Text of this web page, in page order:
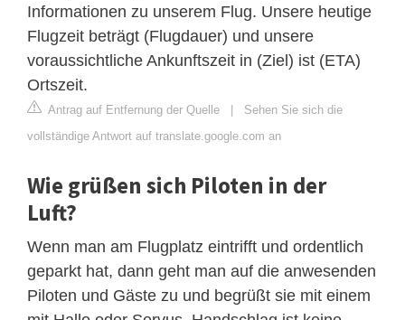
Informationen zu unserem Flug. Unsere heutige
Flugzeit beträgt (Flugdauer) und unsere
voraussichtliche Ankunftszeit in (Ziel) ist (ETA)
Ortszeit.
Antrag auf Entfernung der Quelle | Sehen Sie sich die
vollständige Antwort auf translate.google.com an
Wie grüßen sich Piloten in der
Luft?
Wenn man am Flugplatz eintrifft und ordentlich
geparkt hat, dann geht man auf die anwesenden
Piloten und Gäste zu und begrüßt sie mit einem